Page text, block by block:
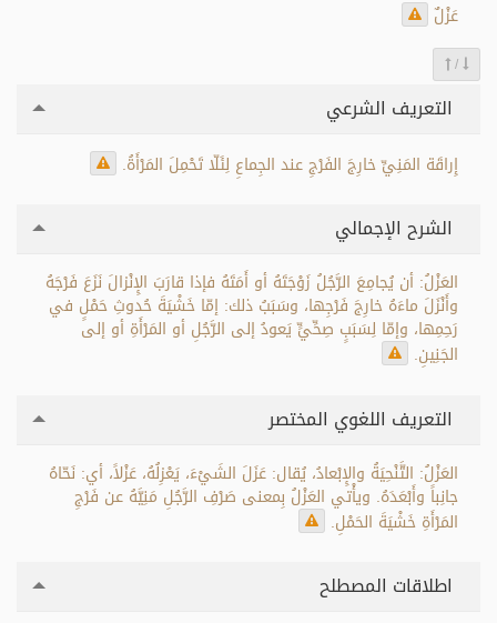
عَزْلٌ
/
التعريف الشرعي
إِراقَة المَنِيِّ خارِجَ الفَرْجِ عند الجِماعِ لِئَلّا تَحْمِلَ المَرْأَةُ.
الشرح الإجمالي
العَزْلُ: أن يُجامِعَ الرَّجُلُ زَوْجَتَهُ أو أَمَتَهُ فإذا قارَبَ الإِنْزالَ نَزَعَ فَرْجَهُ
وأَنْزَلَ ماءَهُ خارِجَ فَرْجِها، وسَبَبُ ذلك: إمّا خَشْيَةَ حُدوثِ حَمْلٍ في
رَحِمِها، وإمّا لِسَبَبٍ صِحِّيٍّ يَعودُ إلى الرَّجُلِ أو المَرْأَةِ أو إلى
الجَنِينِ.
التعريف اللغوي المختصر
العَزْلُ: التَّنْحِيَةُ والإِبْعادُ، يُقال: عَزَلَ الشَيْءَ، يَعْزِلُهُ، عَزْلاً، أي: نَحّاهُ
جانِباً وأَبْعَدَهُ. ويأْتي العَزْلُ بِمعنى صَرْفِ الرَّجُلِ مَنِيَّهُ عن فَرْجِ
المَرْأَةِ خَشْيَةَ الحَمْلِ.
اطلاقات المصطلح